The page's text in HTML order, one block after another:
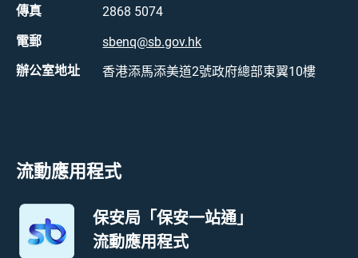
傳真 2868 5074
電郵 sbenq@sb.gov.hk
辦公室地址 香港添馬添美道2號政府總部東翼10樓
流動應用程式
保安局「保安一站通」
流動應用程式